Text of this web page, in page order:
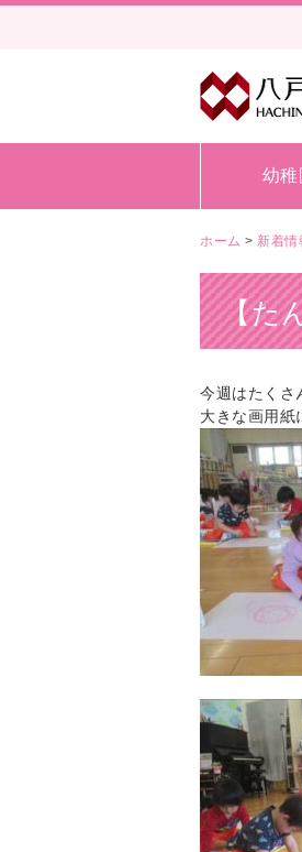
幼稚
ホーム > 新着情
【た
今週はたくさ
大きな画用